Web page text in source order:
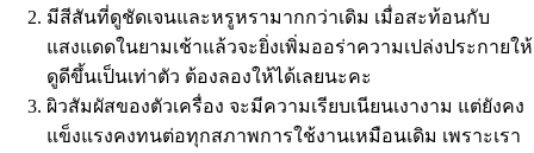
มีสีสันที่ดูชัดเจนและหรูหรามากกว่าเดิม เมื่อสะท้อนกับ
แสงแดดในยามเช้าแล้วจะยิ่งเพิ่มออร่าความเปล่งประกายให้
ดูดีขึ้นเป็นเท่าตัว ต้องลองให้ได้เลยนะคะ
ผิวสัมผัสของตัวเครื่อง จะมีความเรียบเนียนเงางาม แต่ยังคง
แข็งแรงคงทนต่อทุกสภาพการใช้งานเหมือนเดิม เพราะเรา